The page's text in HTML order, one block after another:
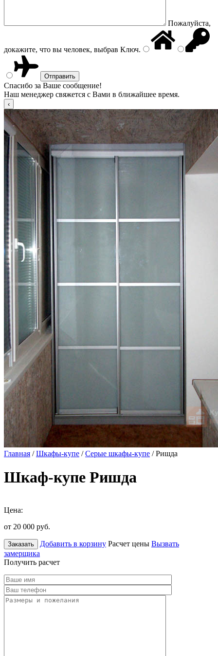
Пожалуйста,
докажите, что вы человек, выбрав Ключ.
Спасибо за Ваше сообщение!
Наш менеджер свяжется с Вами в ближайшее время.
Главная /Шкафы-купе /Серые шкафы-купе / Ришда
Шкаф-купе Ришда
Цена:
от 20 000 руб.
Заказать Добавить в корзину Расчет цены Вызвать
замерщика
Получить расчет